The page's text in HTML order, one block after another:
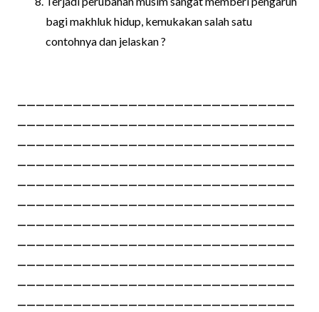
bagi makhluk hidup, kemukakan salah satu
contohnya dan jelaskan ?
——————————————————————————————
——————————————————————————————
——————————————————————————————
——————————————————————————————
——————————————————————————————
——————————————————————————————
——————————————————————————————
——————————————————————————————
——————————————————————————————
——————————————————————————————
——————————————————————————————